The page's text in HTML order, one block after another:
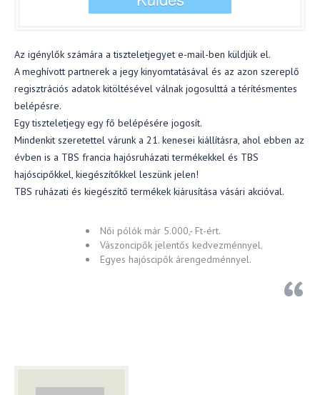
Az igénylők számára a tiszteletjegyet e-mail-ben küldjük el.
A meghívott partnerek a jegy kinyomtatásával és az azon szereplő
regisztrációs adatok kitöltésével válnak jogosulttá a térítésmentes
belépésre.
Egy tiszteletjegy egy fő belépésére jogosít.
Mindenkit szeretettel várunk a 21. kenesei kiállításra, ahol ebben az
évben is a TBS francia hajósruházati termékekkel és TBS
hajóscipőkkel, kiegészítőkkel leszünk jelen!
TBS ruházati és kiegészítő termékek kiárusítása vásári akcióval.
Női pólók már 5.000,- Ft-ért.
Vászoncipők jelentős kedvezménnyel.
Egyes hajóscipők árengedménnyel.